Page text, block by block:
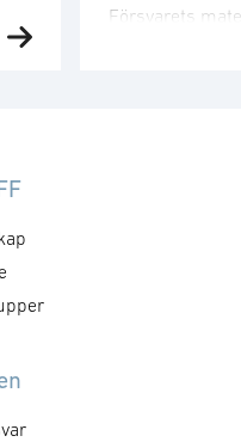
Försvarets